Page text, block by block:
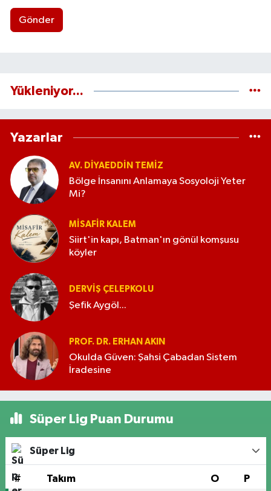
Gönder
Yükleniyor...
Yazarlar
AV. DIYAEDDIN TEMIZ
Bölge İnsanını Anlamaya Sosyoloji Yeter
Mi?
MISAFIR KALEM
Siirt'in kapı, Batman'ın gönül komşusu
köyler
DERVIŞ ÇELEPKOLU
Şefik Aygöl...
PROF. DR. ERHAN AKIN
Okulda Güven: Şahsi Çabadan Sistem
İradesine
Süper Lig Puan Durumu
Süper Lig
# Takım O P